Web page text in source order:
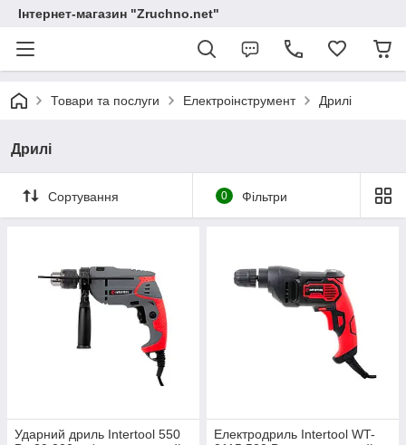
Інтернет-магазин "Zruchno.net"
Товари та послуги Електроінструмент Дрилі
Дрилі
Сортування 0 Фільтри
Ударний дриль Intertool 550
Електродриль Intertool WT-